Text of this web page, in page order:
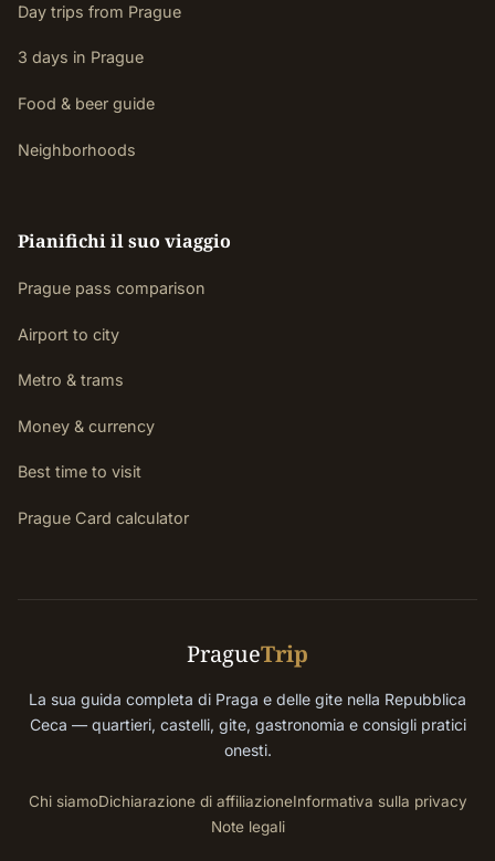
Day trips from Prague
3 days in Prague
Food & beer guide
Neighborhoods
Pianifichi il suo viaggio
Prague pass comparison
Airport to city
Metro & trams
Money & currency
Best time to visit
Prague Card calculator
PragueTrip
La sua guida completa di Praga e delle gite nella Repubblica
Ceca — quartieri, castelli, gite, gastronomia e consigli pratici
onesti.
Chi siamoDichiarazione di affiliazioneInformativa sulla privacy
Note legali